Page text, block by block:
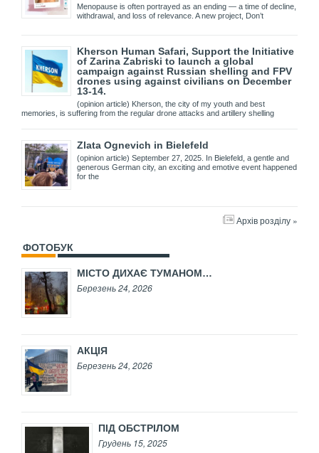
Menopause is often portrayed as an ending — a time of decline,
withdrawal, and loss of relevance. A new project, Don’t
Kherson Human Safari, Support the Initiative
of Zarina Zabriski to launch a global
campaign against Russian shelling and FPV
drones using against civilians on December
13-14.
(opinion article) Kherson, the city of my youth and best
memories, is suffering from the regular drone attacks and artillery shelling
Zlata Ognevich in Bielefeld
(opinion article) September 27, 2025. In Bielefeld, a gentle and
generous German city, an exciting and emotive event happened
for the
Архів розділу »
ФОТОБУК
МІСТО ДИХАЄ ТУМАНОМ…
Березень 24, 2026
АКЦІЯ
Березень 24, 2026
ПІД ОБСТРІЛОМ
Грудень 15, 2025